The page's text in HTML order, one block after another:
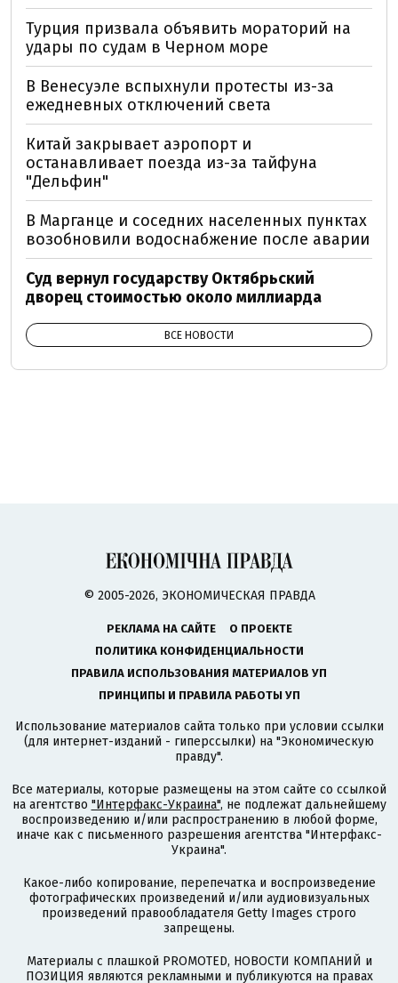
Турция призвала объявить мораторий на
удары по судам в Черном море
В Венесуэле вспыхнули протесты из-за
ежедневных отключений света
Китай закрывает аэропорт и
останавливает поезда из-за тайфуна
"Дельфин"
В Марганце и соседних населенных пунктах
возобновили водоснабжение после аварии
Суд вернул государству Октябрьский
дворец стоимостью около миллиарда
ВСЕ НОВОСТИ
© 2005-2026, ЭКОНОМИЧЕСКАЯ ПРАВДА
РЕКЛАМА НА САЙТЕ
О ПРОЕКТЕ
ПОЛИТИКА КОНФИДЕНЦИАЛЬНОСТИ
ПРАВИЛА ИСПОЛЬЗОВАНИЯ МАТЕРИАЛОВ УП
ПРИНЦИПЫ И ПРАВИЛА РАБОТЫ УП
Использование материалов сайта только при условии ссылки
(для интернет-изданий - гиперссылки) на "Экономическую
правду".
Все материалы, которые размещены на этом сайте со ссылкой
на агентство "Интерфакс-Украина", не подлежат дальнейшему
воспроизведению и/или распространению в любой форме,
иначе как с письменного разрешения агентства "Интерфакс-
Украина".
Какое-либо копирование, перепечатка и воспроизведение
фотографических произведений и/или аудиовизуальных
произведений правообладателя Getty Images строго
запрещены.
Материалы с плашкой PROMOTED, НОВОСТИ КОМПАНИЙ и
ПОЗИЦИЯ являются рекламными и публикуются на правах